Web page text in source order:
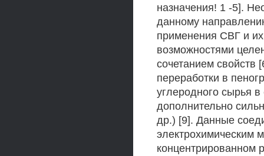
назначения! 1 -5].
данному
применения СВГ и
возможностями
сочетанием
переработки в
углеродного сырья
дополнительно
др.) [9]. Данные
электрохимическим
концентрированном